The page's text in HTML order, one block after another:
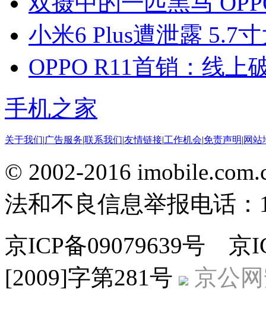
小米6 Plus遭泄露 5.7
OPPO R11首销：线上
手机之家
关于我们|广告服务|联系我们|友情链接|工作机会|免责声明|网站
© 2002-2016
法和不良信息举报电话：
京ICP备09079639号 京
[2009]字第281号
京公